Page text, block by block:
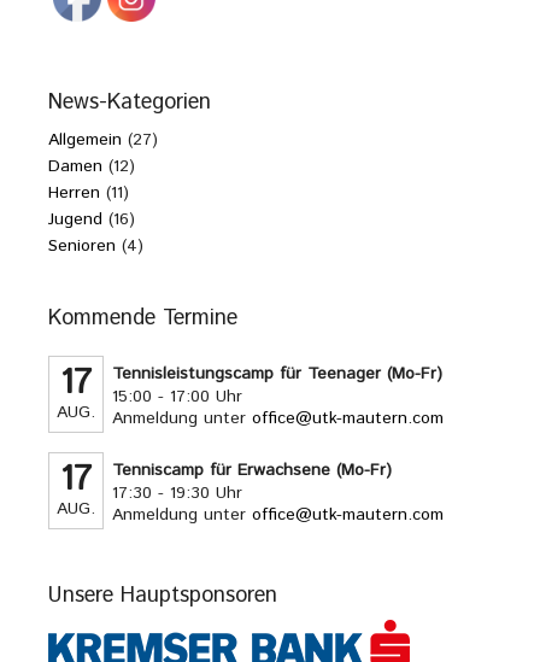
News-Kategorien
Allgemein (27)
Damen (12)
Herren (11)
Jugend (16)
Senioren (4)
Kommende Termine
17
AUG.
Tennisleistungscamp für Teenager (Mo-Fr)
15:00 - 17:00 Uhr
Anmeldung unteroffice@utk-mautern.com
17
AUG.
Tenniscamp für Erwachsene (Mo-Fr)
17:30 - 19:30 Uhr
Anmeldung unteroffice@utk-mautern.com
Unsere Hauptsponsoren